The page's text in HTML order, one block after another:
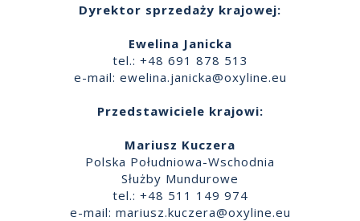
Dyrektor sprzedaży krajowej:
Ewelina Janicka
tel.: +48 691 878 513
e-mail: ewelina.janicka@oxyline.eu
Przedstawiciele krajowi:
Mariusz Kuczera
Polska Południowa-Wschodnia
Służby Mundurowe
tel.: +48 511 149 974
e-mail: mariusz.kuczera@oxyline.eu